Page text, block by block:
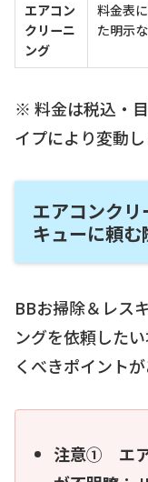
エアコン
クリーニ
ング
料金表
た明示
※ 料金は税込・
イプにより変動し
エアコンク
キューに頼
BBお掃除＆レス
ングを依頼した
くべきポイントが
注意① エア